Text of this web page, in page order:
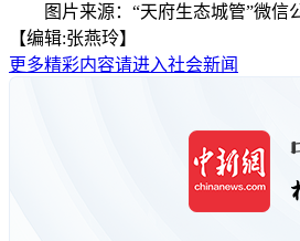
图片来源：“天府生态城管”微信
【编辑:张燕玲】
更多精彩内容请进入社会新闻